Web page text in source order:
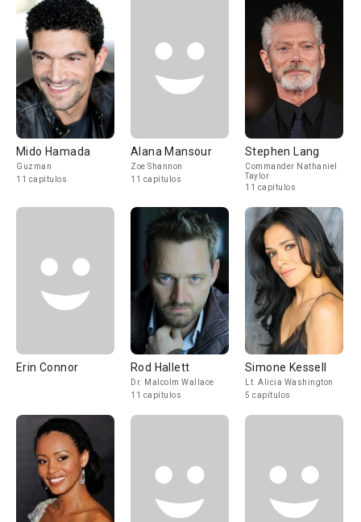
Mido Hamada
Guzman
11 capítulos
Alana Mansour
Zoe Shannon
11 capítulos
Stephen Lang
Commander Nathaniel
Taylor
11 capítulos
Erin Connor Rod Hallett
Dr. Malcolm Wallace
11 capítulos
Simone Kessell
Lt. Alicia Washington
5 capítulos